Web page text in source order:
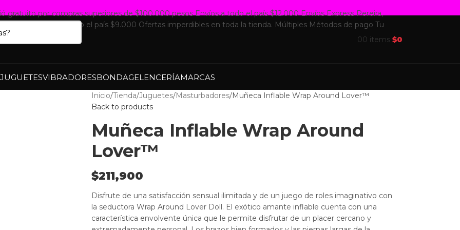
gratuito por compras superiores de $100.000 pesosEnvíos a todo el país $12.000Envíos Express Pereira,
Envíos a todo el país $9.000 Ofertas imperdibles en toda la tienda. Múltiples Métodos de pago Tu
00 items $0
JUGUETESVIBRADORESBONDAGELENCERÍAMARCAS
Inicio Tienda Juguetes Masturbadores Muñeca Inflable Wrap Around Lover™
Back to products
Muñeca Inflable Wrap Around
Lover™
$211,900
Disfrute de una satisfacción sensual ilimitada y de un juego de roles imaginativo con
la seductora Wrap Around Lover Doll. El exótico amante inflable cuenta con una
característica envolvente única que le permite disfrutar de un placer cercano y